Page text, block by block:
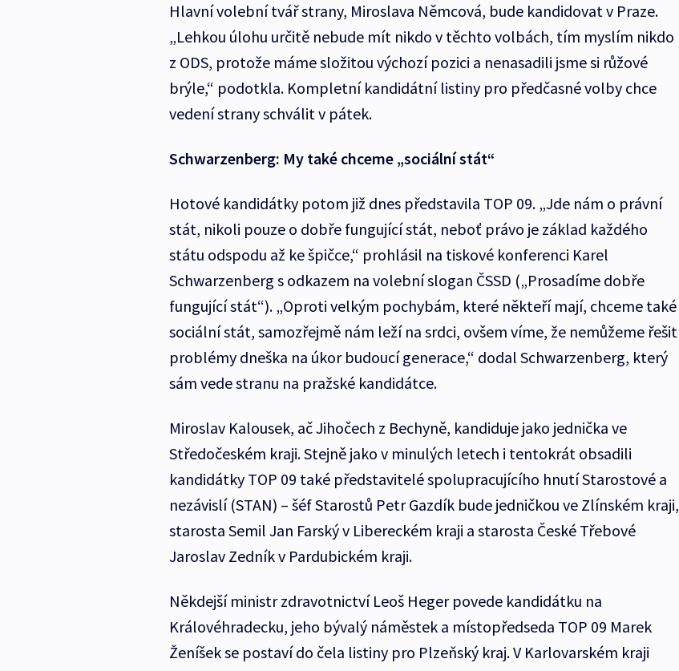
Hlavní volební tvář strany, Miroslava Němcová, bude kandidovat v Praze.
„Lehkou úlohu určitě nebude mít nikdo v těchto volbách, tím myslím nikdo
z ODS, protože máme složitou výchozí pozici a nenasadili jsme si růžové
brýle,“ podotkla. Kompletní kandidátní listiny pro předčasné volby chce
vedení strany schválit v pátek.
Schwarzenberg: My také chceme „sociální stát“
Hotové kandidátky potom již dnes představila TOP 09. „Jde nám o právní
stát, nikoli pouze o dobře fungující stát, neboť právo je základ každého
státu odspodu až ke špičce,“ prohlásil na tiskové konferenci Karel
Schwarzenberg s odkazem na volební slogan ČSSD („Prosadíme dobře
fungující stát“). „Oproti velkým pochybám, které někteří mají, chceme také
sociální stát, samozřejmě nám leží na srdci, ovšem víme, že nemůžeme řešit
problémy dneška na úkor budoucí generace,“ dodal Schwarzenberg, který
sám vede stranu na pražské kandidátce.
Miroslav Kalousek, ač Jihočech z Bechyně, kandiduje jako jednička ve
Středočeském kraji. Stejně jako v minulých letech i tentokrát obsadili
kandidátky TOP 09 také představitelé spolupracujícího hnutí Starostové a
nezávislí (STAN) – šéf Starostů Petr Gazdík bude jedničkou ve Zlínském kraji,
starosta Semil Jan Farský v Libereckém kraji a starosta České Třebové
Jaroslav Zedník v Pardubickém kraji.
Někdejší ministr zdravotnictví Leoš Heger povede kandidátku na
Královéhradecku, jeho bývalý náměstek a místopředseda TOP 09 Marek
Ženíšek se postaví do čela listiny pro Plzeňský kraj. V Karlovarském kraji